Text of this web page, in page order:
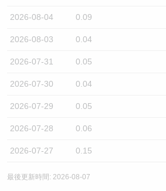
2026-08-04 0.09
2026-08-03 0.04
2026-07-31 0.05
2026-07-30 0.04
2026-07-29 0.05
2026-07-28 0.06
2026-07-27 0.15
最後更新時間: 2026-08-07